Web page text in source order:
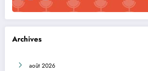
Archives
août 2026